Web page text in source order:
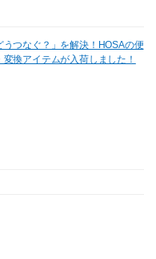
うつなぐ？」を解決！HOSAの便
換アイテムが入荷しました！